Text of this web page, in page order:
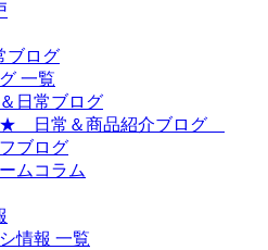
ブログ
一覧
日常ブログ
日常＆商品紹介ブログ
ブログ
ムコラム
情報 一覧